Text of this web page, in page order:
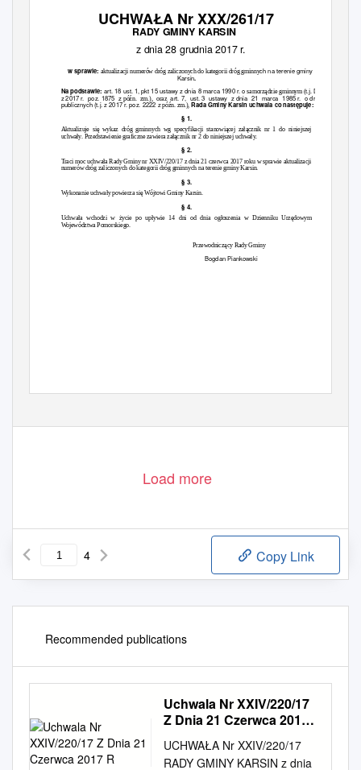
UCHWAŁA Nr XXX/261/17
RADY GMINY KARSIN
z dnia 28 grudnia 2017 r.
w sprawie: aktualizacji numerów dróg zaliczonych do kategorii dróg gminnych na terenie gminy
Karsin
Na podstawie: art. 18 ust. 1, pkt 15 ustawy z dnia 8 marca 1990 r. osamorządzie gminnym (t.j. Dz. U.
z 2017 r. poz. 1875 z późn. zm.), orazart. 7, ust. 3 ustawy z dnia 21 marca 1985 r. odrogach
publicznych (t.j. z 2017 r. poz. 2222 zpóźn. zm.), Rada GminyKarsin uchwala co następuje:
§ 1.
Aktualizuje się wykaz dróg gminnych wg specyfikacji stanowiącej załącznik nr 1 do niniejszej
uchwały. Przedstawienie graficzne zawiera załącznik nr 2 do niniejszej uchwały.
§ 2.
Traci moc uchwała Rady Gminy nr XXIV/220/17 z dnia 21 czerwca 2017 roku w sprawie aktualizacji
numerów dróg zaliczonych do kategorii dróg gminnych na terenie gminy Karsin.
§ 3.
Wykonanie uchwały powierza się Wójtowi Gminy Karsin.
§ 4.
Uchwała wchodzi w życie po upływie 14 dni od dnia ogłoszenia w Dzienniku Urzędowym
Województwa Pomorskiego.
Przewodniczący Rady Gminy
Bogdan Piankowski
Id: 8538CE04-5A2B-4549-A246-A96580B4E902. Podpisany Strona 1
Load more
4 Copy Link
Recommended publications
Uchwala Nr XXIV/220/17
Z Dnia 21 Czerwca 2017
UCHWAŁA Nr XXIV/220/17
RADY GMINY KARSIN z dnia